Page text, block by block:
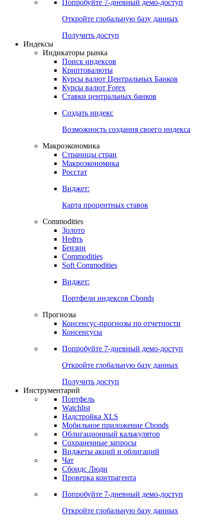
Попробуйте 7-дневный демо-доступ
Откройте глобальную базу данных
Получить доступ
Индексы
Индикаторы рынка
Поиск индексов
Криптовалюты
Курсы валют Центральных Банков
Курсы валют Forex
Ставки центральных банков
Создать индекс
Возможность создания своего индекса
Макроэкономика
Страницы стран
Макроэкономика
Росстат
Виджет:
Карта процентных ставок
Commodities
Золото
Нефть
Бензин
Commodities
Soft Commodities
Виджет:
Портфели индексов Cbonds
Прогнозы
Консенсус-прогнозы по отчетности
Консенсусы
Попробуйте 7-дневный демо-доступ
Откройте глобальную базу данных
Получить доступ
Инструментарий
Портфель
Watchlist
Надстройка XLS
Мобильное приложение Cbonds
Облигационный калькулятор
Сохраненные запросы
Виджеты акций и облигаций
Чат
Сбондс Люди
Проверка контрагента
Попробуйте 7-дневный демо-доступ
Откройте глобальную базу данных